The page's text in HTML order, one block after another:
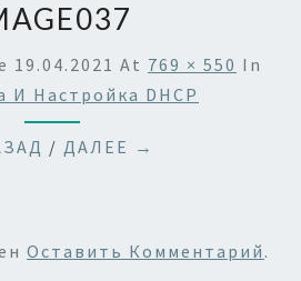
19.04.2021 At 769 × 550 In
И Настройка DHCP
/ ДАЛЕЕ →
Оставить Комментарий .